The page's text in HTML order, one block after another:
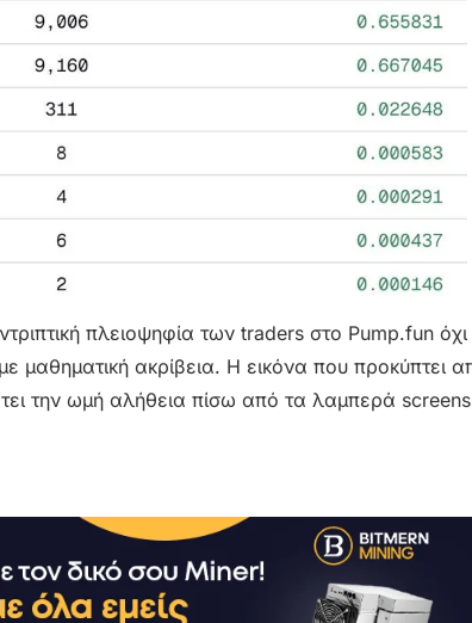
πλειοψηφία των traders στο Pump.fun όχι
μαθηματική ακρίβεια. Η εικόνα που προκύπτει
την ωμή αλήθεια πίσω από τα λαμπερά